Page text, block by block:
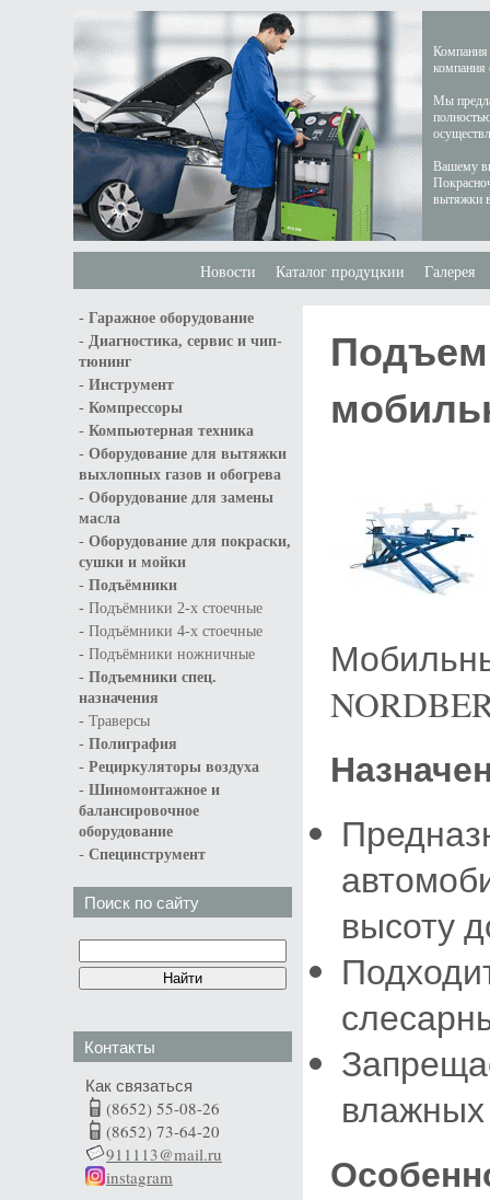
Компания
компания
Мы
Вашему
вытяжки
Новости Каталог продуцкии Галерея
- Гаражное оборудование
- Диагностика, сервис и чип-
тюнинг
- Инструмент
- Компрессоры
- Компьютерная техника
- Оборудование для вытяжки
выхлопных газов и обогрева
- Оборудование для замены
масла
- Оборудование для покраски,
сушки и мойки
- Подъёмники
- Подъёмники 2-х стоечные
- Подъёмники 4-х стоечные
- Подъёмники ножничные
- Подъемники спец.
назначения
- Траверсы
- Полиграфия
- Рециркуляторы воздуха
- Шиномонтажное и
балансировочное
оборудование
- Специнструмент
Поиск по сайту
Контакты
Как связаться
(8652) 55-08-26
(8652) 73-64-20
911113@mail.ru
instagram
высоту